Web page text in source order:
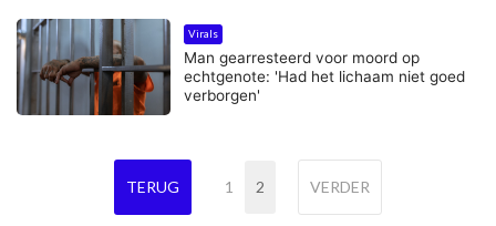
Virals
Man gearresteerd voor moord op
echtgenote: 'Had het lichaam niet goed
verborgen'
TERUG 1 2 VERDER